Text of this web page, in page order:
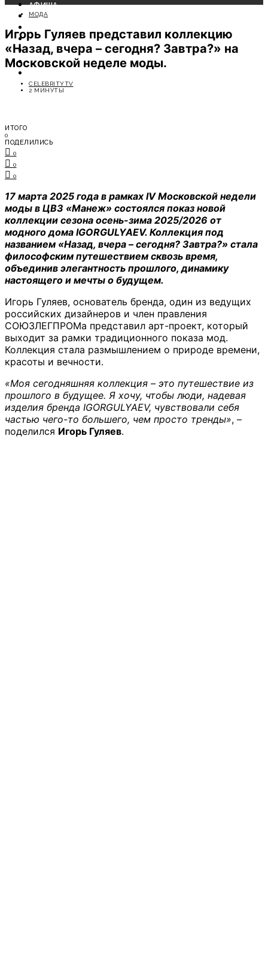
АФИША
СОБЫТИЯ
КРАСОТА
МОДА
ЛИЧНОСТЬ
ОТДЫХ
МОДА
Игорь Гуляев представил коллекцию
«Назад, вчера – сегодня? Завтра?» на
Московской неделе моды.
CELEBRITYTV
2 МИНУТЫ
ИТОГО
0
ПОДЕЛИЛИСЬ
0
0
0
17 марта 2025 года в рамках IV Московской недели
моды в ЦВЗ «Манеж» состоялся показ новой
коллекции сезона осень-зима 2025/2026 от
модного дома IGORGULYAEV. Коллекция под
названием «Назад, вчера – сегодня? Завтра?» стала
философским путешествием сквозь время,
объединив элегантность прошлого, динамику
настоящего и мечты о будущем.
Игорь Гуляев, основатель бренда, один из ведущих
российских дизайнеров и член правления
СОЮЗЛЕГПРОМа представил арт-проект, который
выходит за рамки традиционного показа мод.
Коллекция стала размышлением о природе времени,
красоты и вечности.
«Моя сегодняшняя коллекция – это путешествие из
прошлого в будущее. Я хочу, чтобы люди, надевая
изделия бренда IGORGULYAEV, чувствовали себя
частью чего-то большего, чем просто тренды», –
поделился Игорь Гуляев.